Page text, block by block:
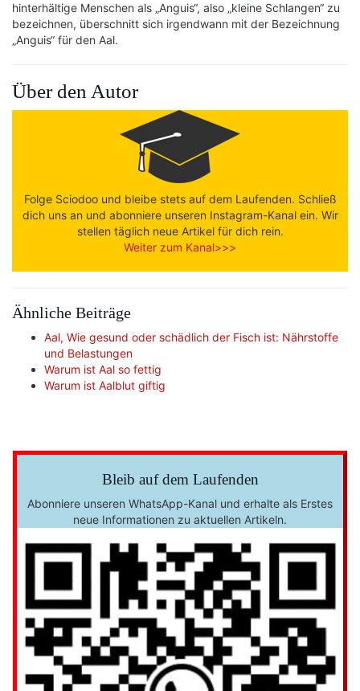
hinterhältige Menschen als „Anguis“, also „kleine Schlangen“ zu
bezeichnen, überschnitt sich irgendwann mit der Bezeichnung
„Anguis“ für den Aal.
Über den Autor
Folge Sciodoo und bleibe stets auf dem Laufenden. Schließ
dich uns an und abonniere unseren Instagram-Kanal ein. Wir
stellen täglich neue Artikel für dich rein.
Weiter zum Kanal>>>
Ähnliche Beiträge
Aal, Wie gesund oder schädlich der Fisch ist: Nährstoffe
und Belastungen
Warum ist Aal so fettig
Warum ist Aalblut giftig
Bleib auf dem Laufenden
Abonniere unseren WhatsApp-Kanal und erhalte als Erstes
neue Informationen zu aktuellen Artikeln.